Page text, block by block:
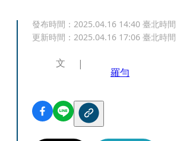
發布時間： 2025.04.16 14:40 臺北時間
更新時間： 2025.04.16 17:06 臺北時間
文
羅勻